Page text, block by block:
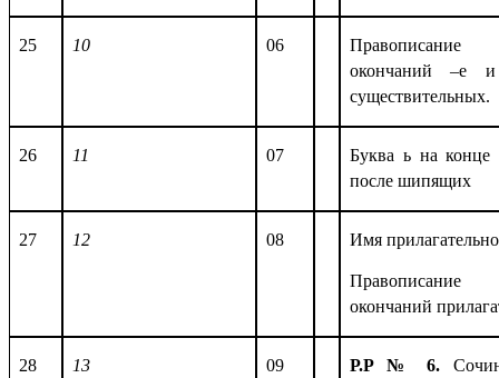
25 10 06
окончаний –е
существительных.
26 11 07
Буква ь на конце
после шипящих
27 12 08 Имя
окончаний
28 13 09 Р.Р № 6.